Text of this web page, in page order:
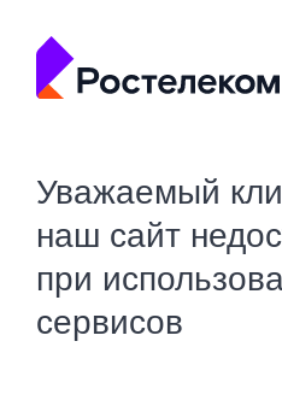
Уважаемый
наш сайт
при
сервисов